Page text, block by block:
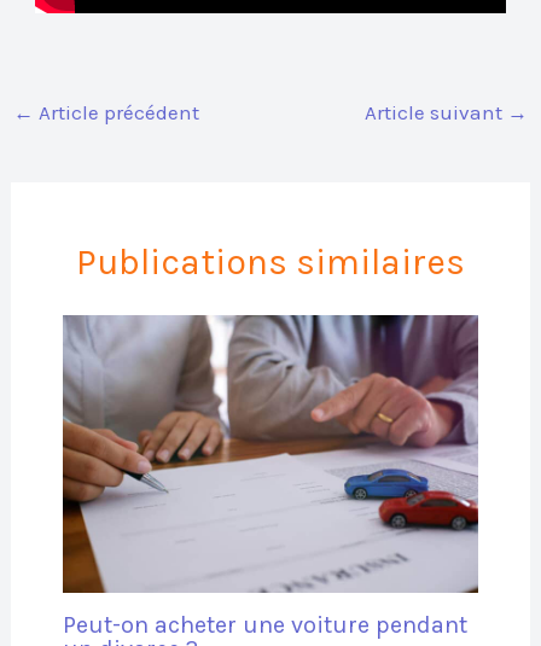
← Article précédent Article suivant →
Publications similaires
Peut-on acheter une voiture pendant